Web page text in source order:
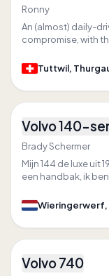
Ronny
An (almost) daily-
compromise, with
Tuttwil,
Volvo 140-
Brady Schermer
Mijn 144 de luxe uit
een handbak, ik
te brengen en om
bouwen wat
emblemen en
Volvo 740